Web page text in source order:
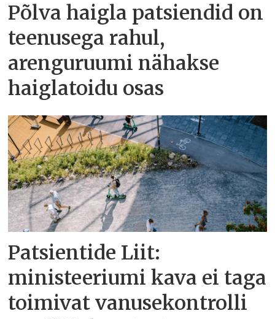
Põlva haigla patsiendid on
teenusega rahul,
arenguruumi nähakse
haiglatoidu osas
Patsientide Liit:
ministeeriumi kava ei taga
toimivat vanusekontrolli